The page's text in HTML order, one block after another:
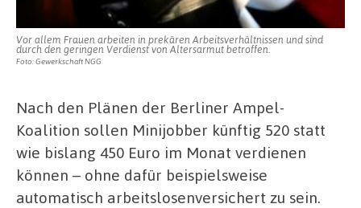
Vor allem Frauen arbeiten in prekären Arbeitsverhältnissen und sind
durch den geringen Verdienst von Altersarmut betroffen.
Foto: Gewerkschaft NGG
Nach den Plänen der Berliner Ampel-
Koalition sollen Minijobber künftig 520 statt
wie bislang 450 Euro im Monat verdienen
können – ohne dafür beispielsweise
automatisch arbeitslosenversichert zu sein.